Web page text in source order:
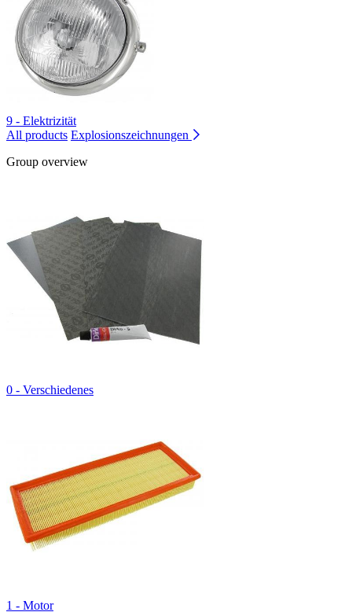
9 - Elektrizität
All products Explosionszeichnungen
Group overview
0 - Verschiedenes
1 - Motor